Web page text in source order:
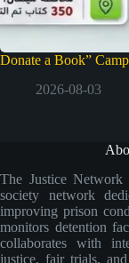
Donate a Book”
2026-08-03
The Justice
society network
improving prison
monitors detention
collaborates with
justice, fair trials,